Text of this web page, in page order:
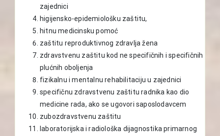
zajednici
higijensko-epidemiološku zaštitu,
hitnu medicinsku pomoć
zaštitu reproduktivnog zdravlja žena
zdravstvenu zaštitu kod ne specifičnih i specifičnih
plućnih oboljenja
fizikalnu i mentalnu rehabilitaciju u zajednici
specifičnu zdravstvenu zaštitu radnika kao dio
medicine rada, ako se ugovori saposlodavcem
zubozdravstvenu zaštitu
laboratorijska i radiološka dijagnostika primarnog